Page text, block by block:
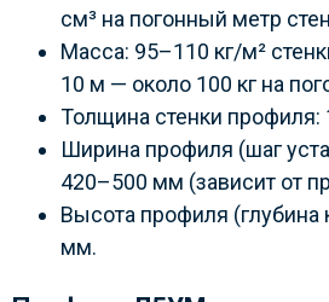
см³ на погонный метр
Масса: 95–110 кг/м²
10 м — около 100 кг на
Толщина стенки
Ширина профиля (шаг
420–500 мм (зависит от
Высота профиля (глубина
мм.